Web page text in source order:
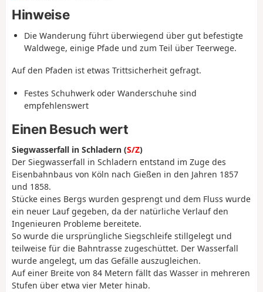
Hinweise
Die Wanderung führt überwiegend über gut befestigte
Waldwege, einige Pfade und zum Teil über Teerwege.
Auf den Pfaden ist etwas Trittsicherheit gefragt.
Festes Schuhwerk oder Wanderschuhe sind
empfehlenswert
Einen Besuch wert
Siegwasserfall in Schladern (S/Z)
Der Siegwasserfall in Schladern entstand im Zuge des
Eisenbahnbaus von Köln nach Gießen in den Jahren 1857
und 1858.
Stücke eines Bergs wurden gesprengt und dem Fluss wurde
ein neuer Lauf gegeben, da der natürliche Verlauf den
Ingenieuren Probleme bereitete.
So wurde die ursprüngliche Siegschleife stillgelegt und
teilweise für die Bahntrasse zugeschüttet. Der Wasserfall
wurde angelegt, um das Gefälle auszugleichen.
Auf einer Breite von 84 Metern fällt das Wasser in mehreren
Stufen über etwa vier Meter hinab.